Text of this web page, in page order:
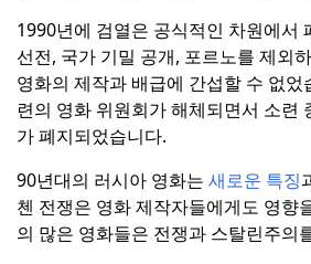
1990년에 검열은 공식적인 차원에서
선전, 국가 기밀 공개, 포르노를 제외
영화의 제작과 배급에 간섭할 수 없었
련의 영화 위원회가 해체되면서 소련
가 폐지되었습니다.
90년대의 러시아 영화는 새로운 특징
첸 전쟁은 영화 제작자들에게도 영향
의 많은 영화들은 전쟁과 스탈린주의